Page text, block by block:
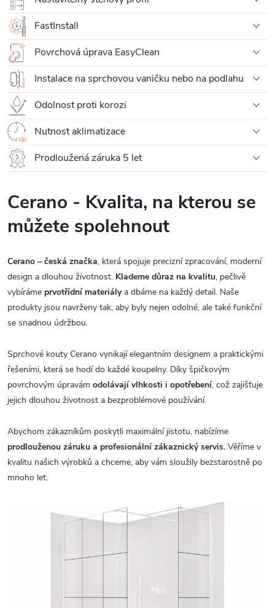
FastInstall
Povrchová úprava EasyClean
Instalace na sprchovou vaničku nebo na podlahu
Odolnost proti korozi
Nutnost aklimatizace
Prodloužená záruka 5 let
Cerano - Kvalita, na kterou se
můžete spolehnout
Cerano – česká značka, která spojuje precizní zpracování, moderní
design a dlouhou životnost. Klademe důraz na kvalitu, pečlivě
vybíráme prvotřídní materiálya dbáme na každý detail. Naše
produkty jsou navrženy tak, aby byly nejen odolné, ale také funkční
se snadnou údržbou.
Sprchové kouty Cerano vynikají elegantním designem a praktickými
řešeními, která se hodí do každé koupelny. Díky špičkovým
povrchovým úpravám odolávají vlhkosti i opotřebení, což zajišťuje
jejich dlouhou životnost a bezproblémové používání.
Abychom zákazníkům poskytli maximální jistotu, nabízíme
prodlouženou záruku a profesionální zákaznický servis. Věříme v
kvalitu našich výrobků a chceme, aby vám sloužily bezstarostně po
mnoho let.